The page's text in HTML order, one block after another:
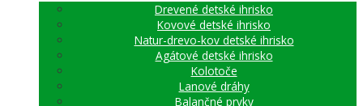
Drevené detské ihrisko
Kovové detské ihrisko
Natur-drevo-kov detské ihrisko
Agátové detské ihrisko
Kolotoče
Lanové dráhy
Balančné prvky